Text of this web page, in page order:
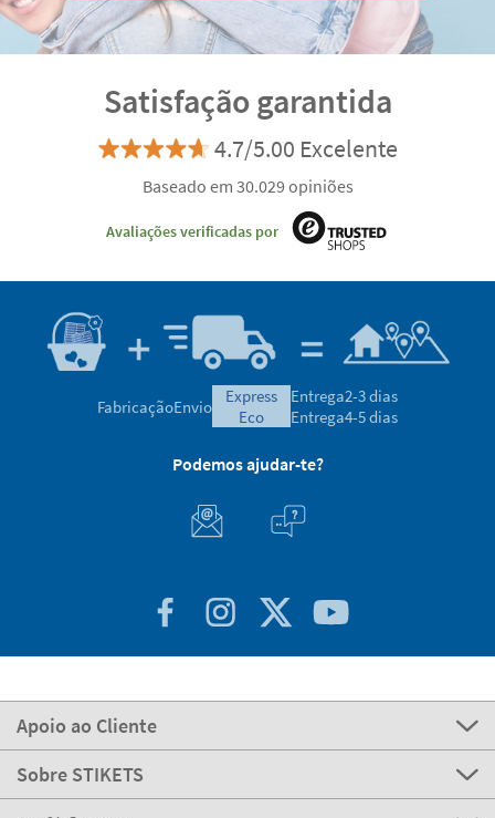
Satisfação garantida
4.7/5.00 Excelente
Baseado em 30.029 opiniões
Avaliações verificadas por
FabricaçãoEnvio
express
eco
Entrega2-3 dias
Entrega4-5 dias
Podemos ajudar-te?
Apoio ao Cliente
Sobre STIKETS